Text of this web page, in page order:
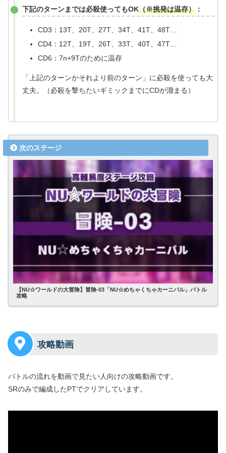
下記のターンまでは必殺使ってもOK（※挑発は温存） ：
CD3：13T、20T、27T、34T、41T、48T…
CD4：12T、19T、26T、33T、40T、47T…
CD6：7n+9Tのために温存
「上記のターンかそれより前のターン」に必殺を使っても大
丈夫。（必殺を撃ちたいギミックまでにCDが溜まる）
【NU☆ワールドの大冒険】冒険-03「NU☆めちゃくちゃカーニバル」バトル
攻略
攻略動画
バトルの流れを動画で見たい人向けの攻略動画です。
SRのみで編成したPTでクリアしています。